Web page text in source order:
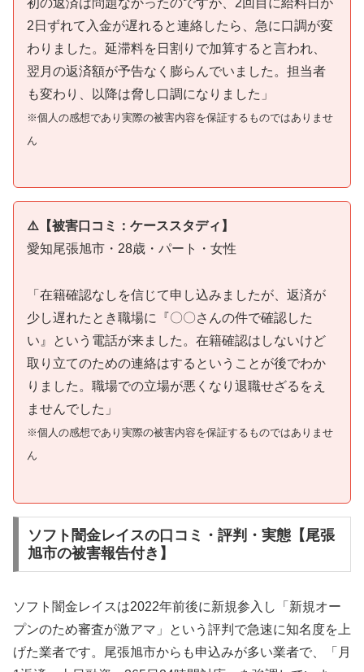
2日ずれて入金が遅れると連絡したら、急に口調が変
わりました。延滞料を日割りで加算すると言われ、
翌月の返済額が予告なく膨らんでいました。担当者
も変わり、以降は脅し口調になりました」
※個人の感想であり実際の被害内容を保証するものではありませ
ん
⚠️【被害口コミ：ケーススタディ】
愛知尾張旭市・28歳・パート・女性
「在籍確認なしを信じて申し込みましたが、返済が
少し遅れたとき職場に『〇〇さんの件で確認した
い』という電話が来ました。在籍確認はしないけど
取り立てのための連絡はするということが後でわか
りました。職場での立場が悪くなり退職せざるをえ
ませんでした」
※個人の感想であり実際の被害内容を保証するものではありませ
ん
ソフト闇金レイスの口コミ・評判・実態【尾張
旭市の被害報告付き】
ソフト闇金レイスは2022年前後に新規参入し「新規オー
プンのため審査が激アマ」という評判で急速に知名度を上
げた業者です。尾張旭市からも申込みが多い業者で、「月